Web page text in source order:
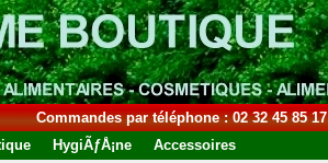
Commandes par téléphone : 02 32 45 85 17
HygiÃƒÅ¡ne Accessoires